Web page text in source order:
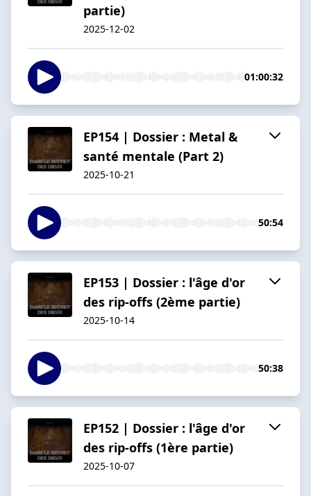
partie)
2025-12-02
01:00:32
EP154 | Dossier : Metal &
santé mentale (Part 2)
2025-10-21
50:54
EP153 | Dossier : l'âge d'or
des rip-offs (2ème partie)
2025-10-14
50:38
EP152 | Dossier : l'âge d'or
des rip-offs (1ère partie)
2025-10-07